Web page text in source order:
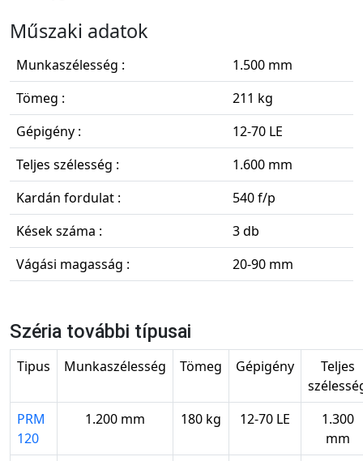
Műszaki adatok
Munkaszélesség :
1.500 mm
Tömeg :
211 kg
Gépigény :
12-70 LE
Teljes szélesség :
1.600 mm
Kardán fordulat :
540 f/p
Kések száma :
3 db
Vágási magasság :
20-90 mm
Széria további típusai
Tipus Munkaszélesség Tömeg Gépigény
Teljes
PRM
120
1.200 mm 180 kg 12-70 LE
1.300
mm